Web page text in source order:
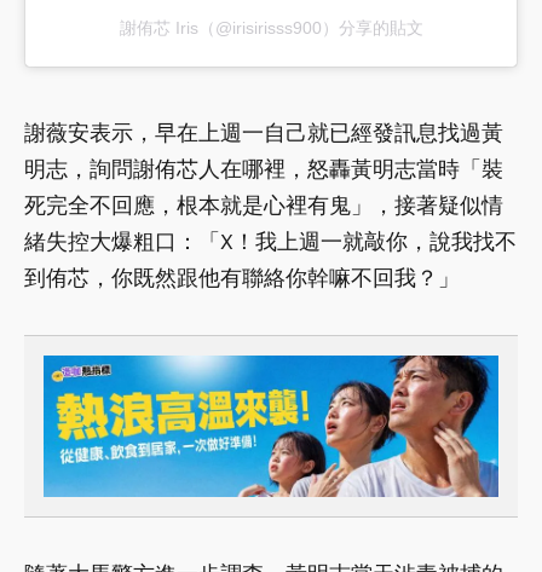
謝侑芯 Iris（@irisirisss900）分享的貼文
謝薇安表示，早在上週一自己就已經發訊息找過黃
明志，詢問謝侑芯人在哪裡，怒轟黃明志當時「裝
死完全不回應，根本就是心裡有鬼」，接著疑似情
緒失控大爆粗口：「X！我上週一就敲你，說我找不
到侑芯，你既然跟他有聯絡你幹嘛不回我？」